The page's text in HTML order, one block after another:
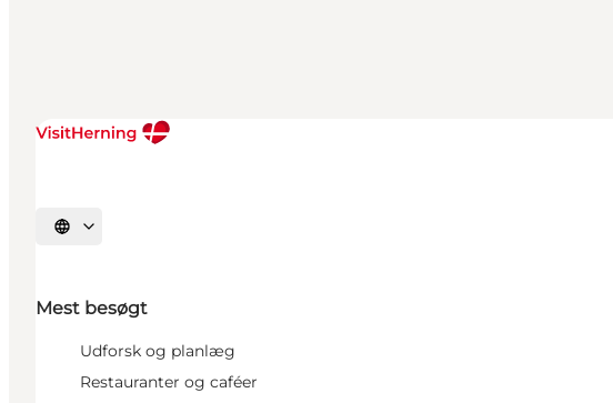
Vælg sprog
Mest besøgt
Udforsk og planlæg
Restauranter og caféer